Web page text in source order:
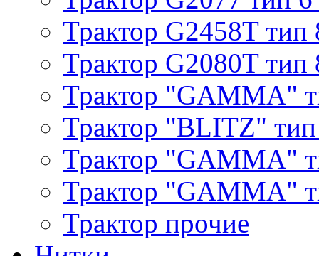
Трактор G2458T тип
Трактор G2080T тип
Трактор "GAMMA"
Трактор "BLITZ"
Трактор "GAMMA"
Трактор "GAMMA"
Трактор прочие